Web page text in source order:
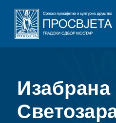
Изабрана